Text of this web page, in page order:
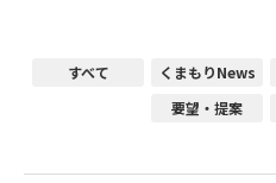
すべて くまもりNews
要望・提案